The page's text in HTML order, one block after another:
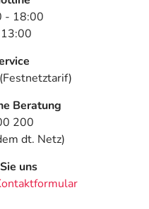
- 18:00
Beratung
200
dt. Netz)
uns